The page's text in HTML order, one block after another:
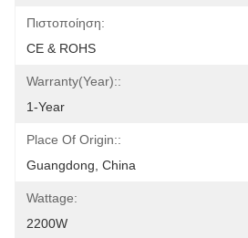
Πιστοποίηση:
CE & ROHS
Warranty(Year)::
1-Year
Place Of Origin::
Guangdong, China
Wattage:
2200W